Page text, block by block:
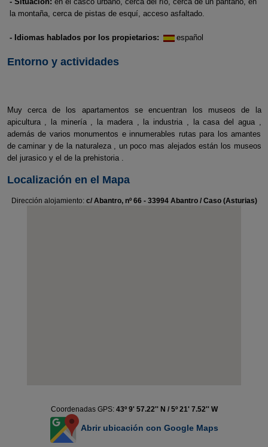
la montaña, cerca de pistas de esquí, acceso asfaltado.
- Idiomas hablados por los propietarios: español
Entorno y actividades
Muy cerca de los apartamentos se encuentran los museos de la
apicultura , la minería , la madera , la industria , la casa del agua ,
además de varios monumentos e innumerables rutas para los amantes
de caminar y de la naturaleza , un poco mas alejados están los museos
del jurasico y el de la prehistoria .
Localización en el Mapa
Dirección alojamiento: c/ Abantro, nº 66 - 33994 Abantro / Caso (Asturias)
Coordenadas GPS: 43º 9' 57.22'' N / 5º 21' 7.52'' W
Abrir ubicación con Google Maps